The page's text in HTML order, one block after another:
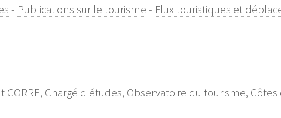
- Publications sur le tourisme - Flux touristiques et
CORRE, Chargé d'études, Observatoire du tourisme,